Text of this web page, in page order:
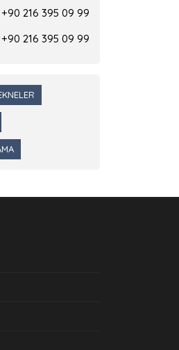
+90 216 395 09 99
+90 216 395 09 99